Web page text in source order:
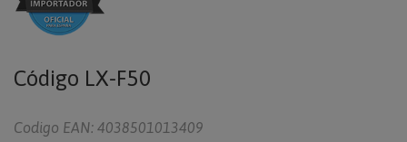
Código LX-F50
Codigo EAN: 4038501013409